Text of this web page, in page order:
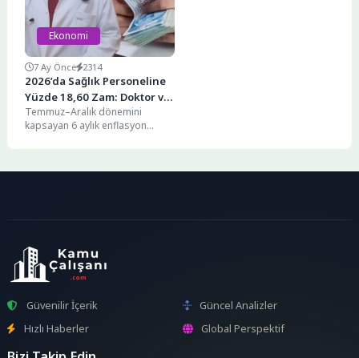
Ekonomi
7 Ay Önce 2314
2026’da Sağlık Personeline
Yüzde 18,60 Zam: Doktor ve
Çalışan Maaşları Açıklandı
Temmuz–Aralık dönemini
kapsayan 6 aylık enflasyon
Güvenilir İçerik
Güncel Analizler
Hızlı Haberler
Global Perspektif